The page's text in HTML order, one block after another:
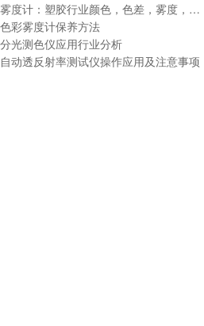
雾度计：塑胶行业颜色，色差，雾度，透过率测量指标
色彩雾度计保养方法
分光测色仪应用行业分析
自动透反射率测试仪操作应用及注意事项